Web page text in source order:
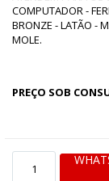
COMPUTADOR -
BRONZE - LATÃO -
MOLE.
PREÇO SOB